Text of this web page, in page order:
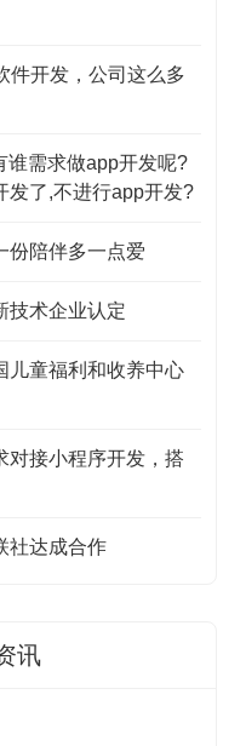
件开发，公司这么多
谁需求做app开发呢?
发了,不进行app开发?
份陪伴多一点爱
技术企业认定
儿童福利和收养中心
对接小程序开发，搭
社达成合作
讯